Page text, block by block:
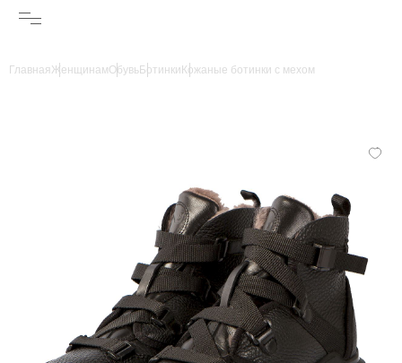
ГлавнаяЖенщинамОбувьБотинки Кожаные ботинки с мехом